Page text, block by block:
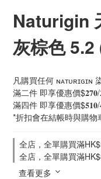
Naturigin
灰棕色 5.2
凡購買任何 ɴᴀᴛᴜʀɪɢɪɴ
滿二件 即享優惠價$𝟐𝟕𝟎/
滿四件 即享優惠價$𝟓𝟏𝟎/
*折扣會在結帳時與購物
全店，全單購買滿
全店，全單購買滿
查看更多